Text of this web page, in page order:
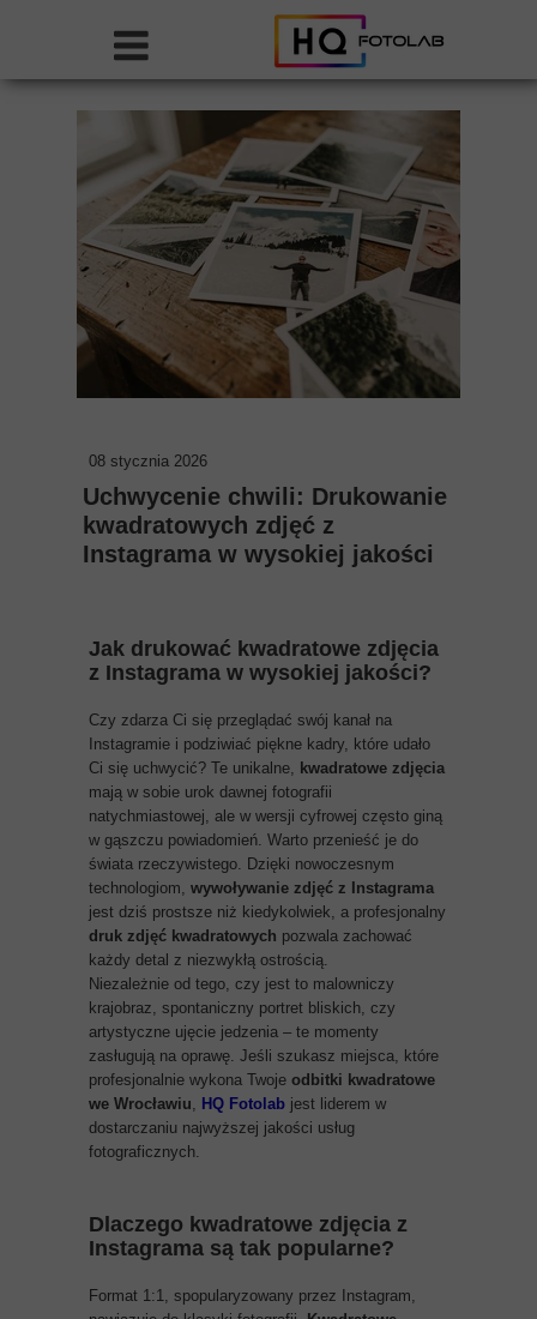
08 stycznia 2026
Uchwycenie chwili: Drukowanie
kwadratowych zdjęć z
Instagrama w wysokiej jakości
Jak drukować kwadratowe zdjęcia
z Instagrama w wysokiej jakości?
Czy zdarza Ci się przeglądać swój kanał na
Instagramie i podziwiać piękne kadry, które udało
Ci się uchwycić? Te unikalne, kwadratowe zdjęcia
mają w sobie urok dawnej fotografii
natychmiastowej, ale w wersji cyfrowej często giną
w gąszczu powiadomień. Warto przenieść je do
świata rzeczywistego. Dzięki nowoczesnym
technologiom, wywoływanie zdjęć z Instagrama
jest dziś prostsze niż kiedykolwiek, a profesjonalny
druk zdjęć kwadratowych pozwala zachować
każdy detal z niezwykłą ostrością.
Niezależnie od tego, czy jest to malowniczy
krajobraz, spontaniczny portret bliskich, czy
artystyczne ujęcie jedzenia – te momenty
zasługują na oprawę. Jeśli szukasz miejsca, które
profesjonalnie wykona Twoje odbitki kwadratowe
we Wrocławiu, HQ Fotolab jest liderem w
dostarczaniu najwyższej jakości usług
fotograficznych.
Dlaczego kwadratowe zdjęcia z
Instagrama są tak popularne?
Format 1:1, spopularyzowany przez Instagram,